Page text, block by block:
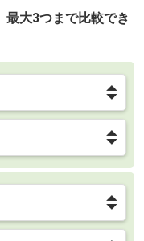
最大3つまで比較でき